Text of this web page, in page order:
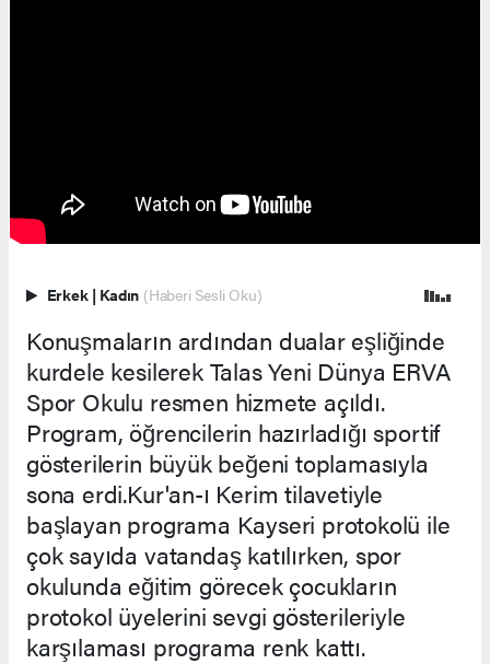
Erkek | Kadın (Haberi Sesli Oku)
Konuşmaların ardından dualar eşliğinde
kurdele kesilerek Talas Yeni Dünya ERVA
Spor Okulu resmen hizmete açıldı.
Program, öğrencilerin hazırladığı sportif
gösterilerin büyük beğeni toplamasıyla
sona erdi.Kur'an-ı Kerim tilavetiyle
başlayan programa Kayseri protokolü ile
çok sayıda vatandaş katılırken, spor
okulunda eğitim görecek çocukların
protokol üyelerini sevgi gösterileriyle
karşılaması programa renk kattı.